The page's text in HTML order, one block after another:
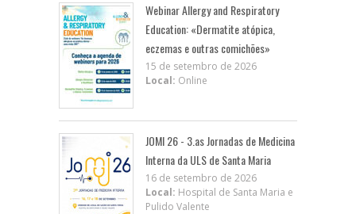
Webinar Allergy and Respiratory
Education: «Dermatite atópica,
eczemas e outras comichões»
15 de setembro de 2026
Local: Online
JOMI 26 - 3.as Jornadas de Medicina
Interna da ULS de Santa Maria
16 de setembro de 2026
Local: Hospital de Santa Maria e
Pulido Valente